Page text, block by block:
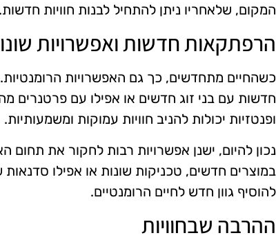
המקום, שלאחריו ניתן להתחיל לבנות חוויות חדשות.
הרפתקאות חדשות ואפשרויות
כשהחיים מתחדשים, כך גם האפשרויות
חדשות עם בני זוג חדשים או אפילו עם פרטנרים
ופנטזיות יכולות להניב חוויות עמוקות ומשמעותיות.
נכון להיום, ישנן אפשרויות רבות לחקור את
במוצרים חדשים, טכניקות שונות או אפילו
להוסיף גוון חדש לחיים הרומנטיים.
ההרבה שבחוויות